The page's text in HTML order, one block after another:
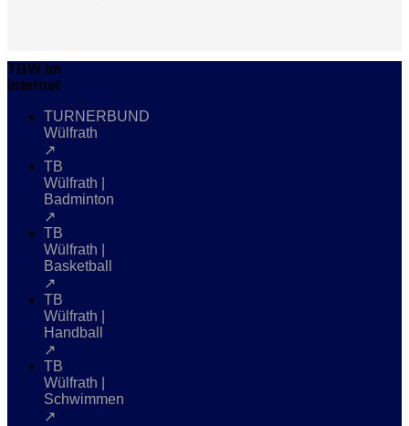
TBW im
Internet
TURNERBUND
Wülfrath
↗
TB
Wülfrath |
Badminton
↗
TB
Wülfrath |
Basketball
↗
TB
Wülfrath |
Handball
↗
TB
Wülfrath |
Schwimmen
↗